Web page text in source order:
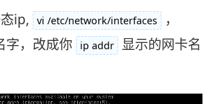
ip, vi /etc/network/interfaces
，
字，改成你
ip addr
显示的网卡名